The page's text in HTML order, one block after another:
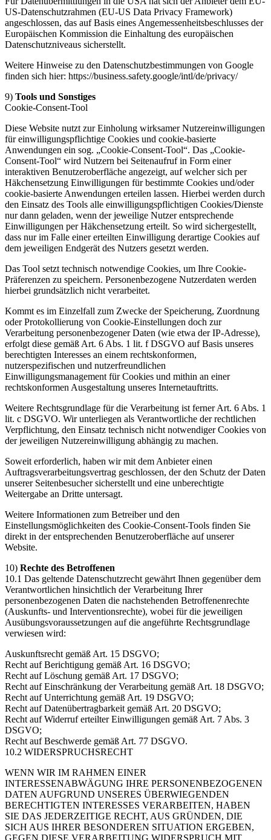
US-Datenschutzrahmen (EU-US Data Privacy Framework)
angeschlossen, das auf Basis eines Angemessenheitsbeschlusses der
Europäischen Kommission die Einhaltung des europäischen
Datenschutzniveaus sicherstellt.
Weitere Hinweise zu den Datenschutzbestimmungen von Google
finden sich hier: https://business.safety.google/intl/de/privacy/
9) Tools und Sonstiges
Cookie-Consent-Tool
Diese Website nutzt zur Einholung wirksamer Nutzereinwilligungen
für einwilligungspflichtige Cookies und cookie-basierte
Anwendungen ein sog. „Cookie-Consent-Tool“. Das „Cookie-
Consent-Tool“ wird Nutzern bei Seitenaufruf in Form einer
interaktiven Benutzeroberfläche angezeigt, auf welcher sich per
Häkchensetzung Einwilligungen für bestimmte Cookies und/oder
cookie-basierte Anwendungen erteilen lassen. Hierbei werden durch
den Einsatz des Tools alle einwilligungspflichtigen Cookies/Dienste
nur dann geladen, wenn der jeweilige Nutzer entsprechende
Einwilligungen per Häkchensetzung erteilt. So wird sichergestellt,
dass nur im Falle einer erteilten Einwilligung derartige Cookies auf
dem jeweiligen Endgerät des Nutzers gesetzt werden.
Das Tool setzt technisch notwendige Cookies, um Ihre Cookie-
Präferenzen zu speichern. Personenbezogene Nutzerdaten werden
hierbei grundsätzlich nicht verarbeitet.
Kommt es im Einzelfall zum Zwecke der Speicherung, Zuordnung
oder Protokollierung von Cookie-Einstellungen doch zur
Verarbeitung personenbezogener Daten (wie etwa der IP-Adresse),
erfolgt diese gemäß Art. 6 Abs. 1 lit. f DSGVO auf Basis unseres
berechtigten Interesses an einem rechtskonformen,
nutzerspezifischen und nutzerfreundlichen
Einwilligungsmanagement für Cookies und mithin an einer
rechtskonformen Ausgestaltung unseres Internetauftritts.
Weitere Rechtsgrundlage für die Verarbeitung ist ferner Art. 6 Abs. 1
lit. c DSGVO. Wir unterliegen als Verantwortliche der rechtlichen
Verpflichtung, den Einsatz technisch nicht notwendiger Cookies von
der jeweiligen Nutzereinwilligung abhängig zu machen.
Soweit erforderlich, haben wir mit dem Anbieter einen
Auftragsverarbeitungsvertrag geschlossen, der den Schutz der Daten
unserer Seitenbesucher sicherstellt und eine unberechtigte
Weitergabe an Dritte untersagt.
Weitere Informationen zum Betreiber und den
Einstellungsmöglichkeiten des Cookie-Consent-Tools finden Sie
direkt in der entsprechenden Benutzeroberfläche auf unserer
Website.
10) Rechte des Betroffenen
10.1 Das geltende Datenschutzrecht gewährt Ihnen gegenüber dem
Verantwortlichen hinsichtlich der Verarbeitung Ihrer
personenbezogenen Daten die nachstehenden Betroffenenrechte
(Auskunfts- und Interventionsrechte), wobei für die jeweiligen
Ausübungsvoraussetzungen auf die angeführte Rechtsgrundlage
verwiesen wird:
Auskunftsrecht gemäß Art. 15 DSGVO;
Recht auf Berichtigung gemäß Art. 16 DSGVO;
Recht auf Löschung gemäß Art. 17 DSGVO;
Recht auf Einschränkung der Verarbeitung gemäß Art. 18 DSGVO;
Recht auf Unterrichtung gemäß Art. 19 DSGVO;
Recht auf Datenübertragbarkeit gemäß Art. 20 DSGVO;
Recht auf Widerruf erteilter Einwilligungen gemäß Art. 7 Abs. 3
DSGVO;
Recht auf Beschwerde gemäß Art. 77 DSGVO.
10.2 WIDERSPRUCHSRECHT
WENN WIR IM RAHMEN EINER
INTERESSENABWÄGUNG IHRE PERSONENBEZOGENEN
DATEN AUFGRUND UNSERES ÜBERWIEGENDEN
BERECHTIGTEN INTERESSES VERARBEITEN, HABEN
SIE DAS JEDERZEITIGE RECHT, AUS GRÜNDEN, DIE
SICH AUS IHRER BESONDEREN SITUATION ERGEBEN,
GEGEN DIESE VERARBEITUNG WIDERSPRUCH MIT